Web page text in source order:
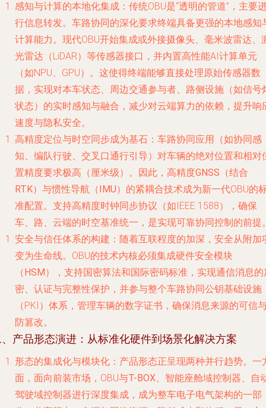
感知与计算的本地化集成 ：传统OBU是“透明的管道”，主要
行信息转发。车路协同的深化要求终端具备更强的本地感知
计算能力。现代OBU开始集成或外接摄像头、毫米波雷达、
光雷达（LiDAR）等传感器接口，并内置高性能AI计算单元
（如NPU、GPU）。这使得终端能够直接处理原始传感器数
据，实现对本车状态、周边交通参与者、路侧设施（如信号
状态）的实时感知与融合，减少对云端算力的依赖，提升响
速度与隐私安全。
高精度定位与时空同步成为基石 ：车路协同应用（如协同感
知、编队行驶、交叉口通行引导）对车辆的绝对位置和相对
置精度要求极高（厘米级）。因此， 高精度GNSS（结合
RTK）与惯性导航（IMU）的紧耦合技术成为新一代OBU的
准配置。支持高精度时钟同步协议（如IEEE 1588），确保
车、路、云端的时空基准统一，是实现可靠协同控制的前提
安全与信任体系的构建 ：随着互联程度的加深，安全从附加
变为生命线。OBU的技术内核必须集成硬件安全模块
（HSM）
，支持国密算法和国际密码标准，实现通信消息的
密、认证与完整性保护，并参与整个车路协同公钥基础设施
（PKI）体系，管理车辆的数字证书，确保消息来源的可信
防篡改。
产品形态演进：从标准化硬件到场景化解决方案
形态的集成化与模块化 ：产品形态正呈现两种并行趋势。一
面，面向前装市场，OBU与T-BOX、智能座舱域控制器、自
驾驶域控制器进行深度集成 ，成为整车电子电气架构的一部